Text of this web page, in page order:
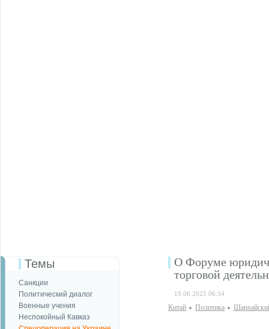
Темы
Санкции
Политический диалог
Военные учения
Неспокойный Кавказ
О Форуме
торговой
19.06.2025 06:34
Китай Политика